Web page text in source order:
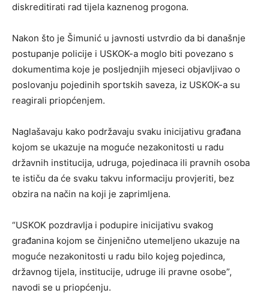
diskreditirati rad tijela kaznenog progona.
Nakon što je Šimunić u javnosti ustvrdio da bi današnje
postupanje policije i USKOK-a moglo biti povezano s
dokumentima koje je posljednjih mjeseci objavljivao o
poslovanju pojedinih sportskih saveza, iz USKOK-a su
reagirali priopćenjem.
Naglašavaju kako podržavaju svaku inicijativu građana
kojom se ukazuje na moguće nezakonitosti u radu
državnih institucija, udruga, pojedinaca ili pravnih osoba
te ističu da će svaku takvu informaciju provjeriti, bez
obzira na način na koji je zaprimljena.
“USKOK pozdravlja i podupire inicijativu svakog
građanina kojom se činjenično utemeljeno ukazuje na
moguće nezakonitosti u radu bilo kojeg pojedinca,
državnog tijela, institucije, udruge ili pravne osobe”,
navodi se u priopćenju.